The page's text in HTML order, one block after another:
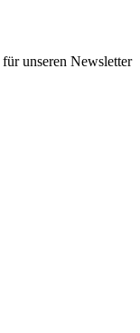
unseren Newsletter